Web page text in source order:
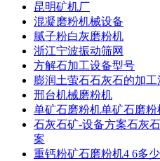
昆明矿机厂
混凝磨粉机械设备
腻子粉白灰磨粉机
浙江宁波振动筛网
方解石加工设备型号
膨润土萤石石灰石的加工
邢台机械磨粉机
单矿石磨粉机单矿石磨
石灰石矿-设备方案石灰
案
重钙粉矿石磨粉机4 6多